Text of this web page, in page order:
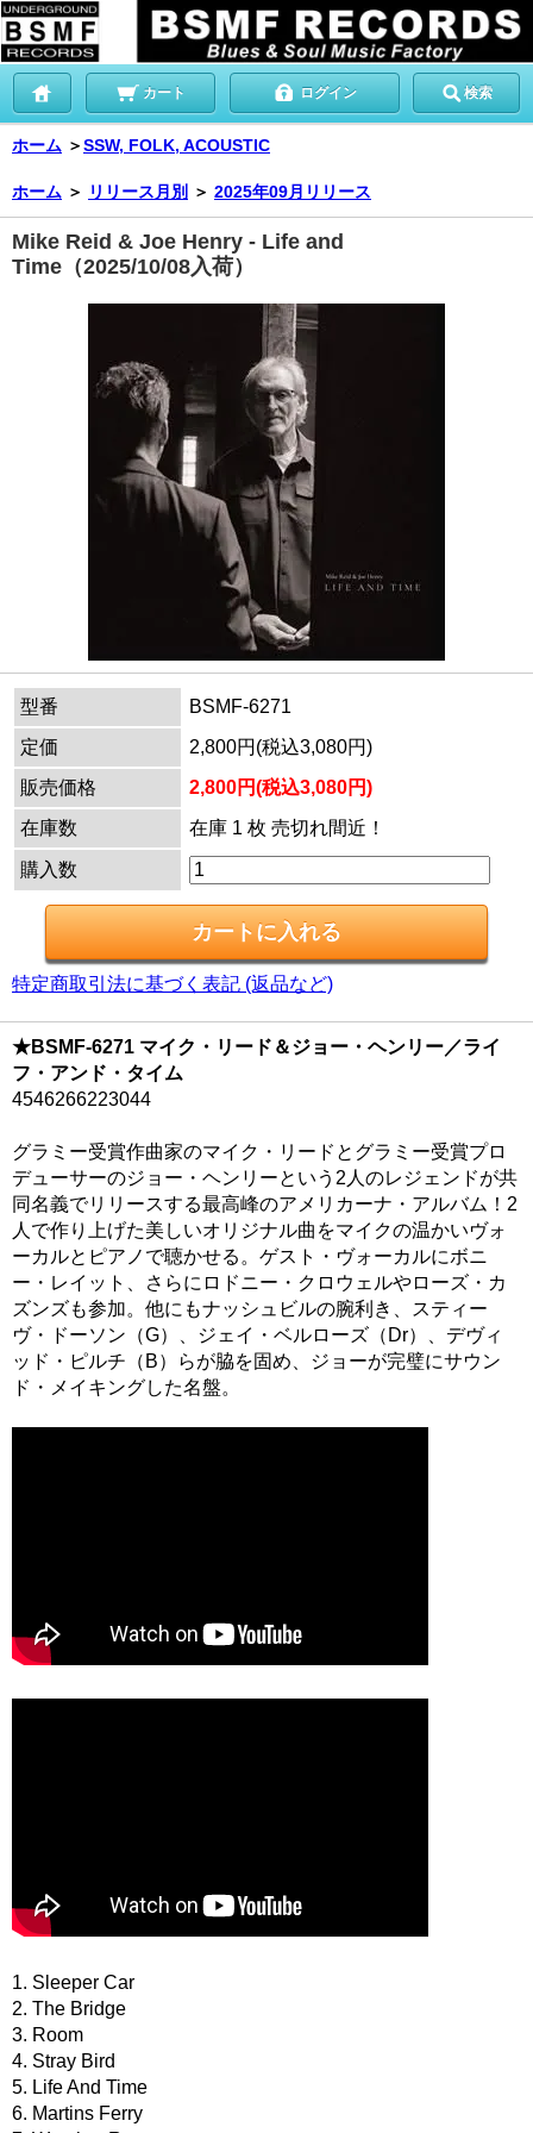
カート ログイン 検索
ホーム ＞SSW, FOLK, ACOUSTIC
ホーム ＞ リリース月別 ＞ 2025年09月リリース
Mike Reid & Joe Henry - Life and
Time（2025/10/08入荷）
型番
BSMF-6271
定価
2,800円(税込3,080円)
販売価格
2,800円(税込3,080円)
在庫数
在庫 1 枚 売切れ間近！
購入数
特定商取引法に基づく表記 (返品など)
★BSMF-6271 マイク・リード＆ジョー・ヘンリー／ライ
フ・アンド・タイム
4546266223044
グラミー受賞作曲家のマイク・リードとグラミー受賞プロ
デューサーのジョー・ヘンリーという2人のレジェンドが共
同名義でリリースする最高峰のアメリカーナ・アルバム！2
人で作り上げた美しいオリジナル曲をマイクの温かいヴォ
ーカルとピアノで聴かせる。ゲスト・ヴォーカルにボニ
ー・レイット、さらにロドニー・クロウェルやローズ・カ
ズンズも参加。他にもナッシュビルの腕利き、スティー
ヴ・ドーソン（G）、ジェイ・ベルローズ（Dr）、デヴィ
ッド・ピルチ（B）らが脇を固め、ジョーが完璧にサウン
ド・メイキングした名盤。
1. Sleeper Car
2. The Bridge
3. Room
4. Stray Bird
5. Life And Time
6. Martins Ferry